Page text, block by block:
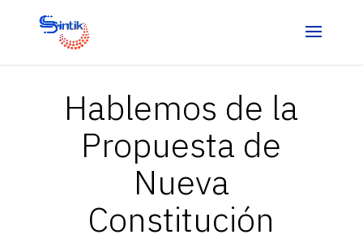
Hablemos de la
Propuesta de
Nueva
Constitución